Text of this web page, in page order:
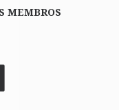
MEMBROS